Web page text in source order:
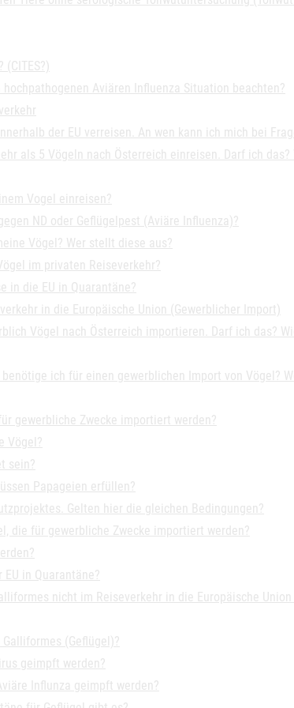
Aviären Influenza Situation beachten?
der EU verreisen. An wen kann ich mich bei
als 5 Vögeln nach Österreich einreisen. Darf ich das?
Vogel einreisen?
ND oder Geflügelpest (Aviäre Influenza)?
Vögel? Wer stellt diese aus?
im privaten Reiseverkehr?
in die EU in Quarantäne?
in die Europäische Union (Gewerblicher Import)
Vögel nach Österreich importieren. Darf ich das?
ich für einen gewerblichen Import von Vögel?
gewerbliche Zwecke importiert werden?
Vögel?
sein?
Papageien erfüllen?
Gelten hier die gleichen Bedingungen?
die für gewerbliche Zwecke importiert werden?
in Quarantäne?
nicht im Reiseverkehr in die Europäische Union
(Geflügel)?
geimpft werden?
Influnza geimpft werden?